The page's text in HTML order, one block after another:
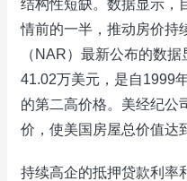
结构性短缺。数据显示，
情前的一半，推动房价持
（NAR）最新公布的数
41.02万美元，是自1999
的第二高价格。美经纪公
价，使美国房屋总价值达
持续高企的抵押贷款利率